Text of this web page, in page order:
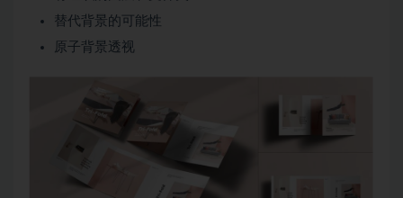
替代背景的可能性
原子背景透视